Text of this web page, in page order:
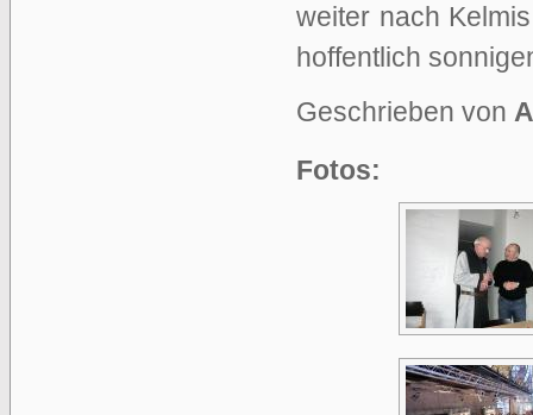
weiter nach
hoffentlich
Geschrieben von
Fotos: